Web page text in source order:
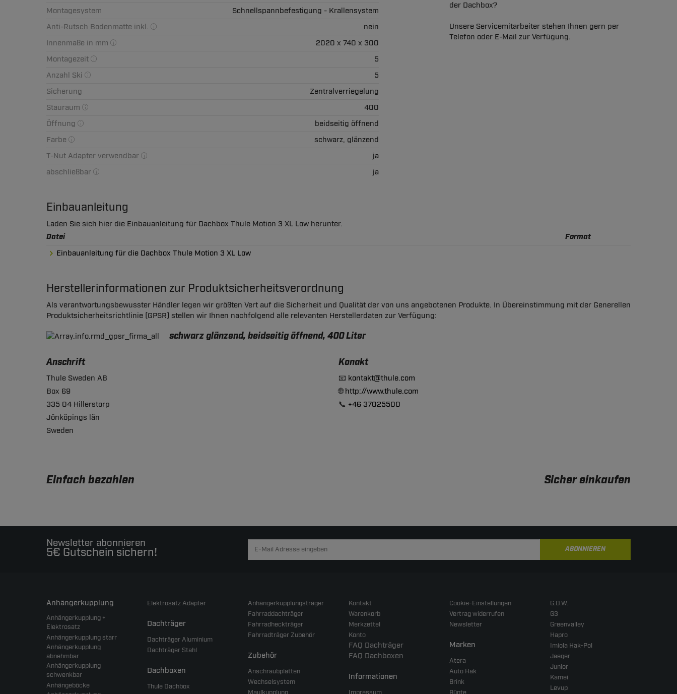
Montagesystem
Schnellspannbefestigung - Krallensystem
Anti-Rutsch Bodenmatte inkl.
nein
Innenmaße in mm
2020 x 740 x 300
Montagezeit
5
Anzahl Ski
5
Sicherung
Zentralverriegelung
Stauraum
400
Öffnung
beidseitig öffnend
Farbe
schwarz, glänzend
T-Nut Adapter verwendbar
ja
abschließbar
ja
der Dachbox?
Unsere Servicemitarbeiter stehen Ihnen gern per
Telefon oder E-Mail zur Verfügung.
Einbauanleitung
Laden Sie sich hier die Einbauanleitung für Dachbox Thule Motion 3 XL Low herunter.
Datei Format
Einbauanleitung für die Dachbox Thule Motion 3 XL Low
Herstellerinformationen zur Produktsicherheitsverordnung
Als verantwortungsbewusster Händler legen wir größten Vert auf die Sicherheit und Qualität der von uns angebotenen Produkte. In Übereinstimmung mit der Generellen
Produktsicherheitsrichtlinie (GPSR) stellen wir Ihnen nachfolgend alle relevanten Herstellerdaten zur Verfügung:
schwarz glänzend, beidseitig öffnend, 400 Liter
Anschrift
Thule Sweden AB
Box 69
335 04 Hillerstorp
Jönköpings län
Sweden
Konakt
📧 kontakt@thule.com
🌐http://www.thule.com
📞 +46 37025500
Einfach bezahlen Sicher einkaufen
Newsletter abonnieren
5€ Gutschein sichern! ABONNIEREN
Anhängerkupplung
Anhängerkupplung +
Elektrosatz
Anhängerkupplung starr
Anhängerkupplung
abnehmbar
Anhängerkupplung
schwenkbar
Anhängeböcke
Elektrosatz Adapter
Dachträger
Dachträger Aluminium
Dachträger Stahl
Dachboxen
Thule Dachbox
Anhängerkupplungsträger
Fahrraddachträger
Fahrradheckträger
Fahrradträger Zubehör
Zubehör
Anschraubplatten
Wechselsystem
Kontakt
Warenkorb
Merkzettel
Konto
FAQ Dachträger
FAQ Dachboxen
Informationen
Cookie-Einstellungen
Vertrag widerrufen
Newsletter
Marken
Atera
Auto Hak
Brink
G.D.W.
G3
Greenvalley
Hapro
Imiola Hak-Pol
Jaeger
Junior
Kamei
Levup